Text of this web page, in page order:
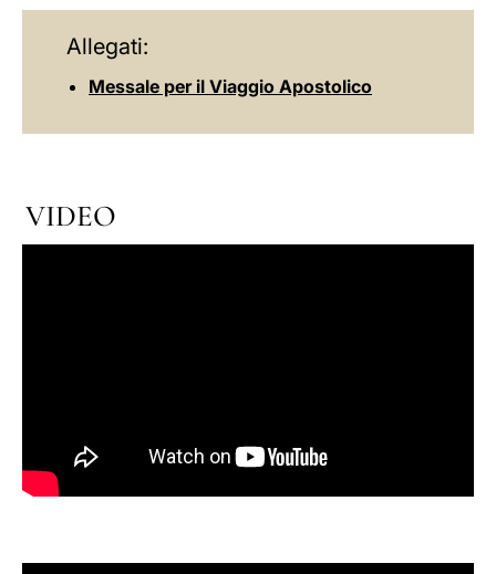
Allegati:
Messale per il Viaggio Apostolico
VIDEO